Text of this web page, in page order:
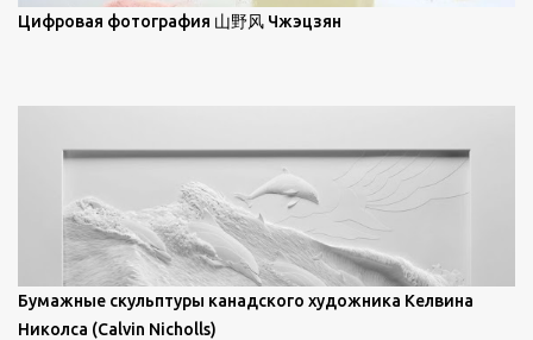
просмотра всех работ, посетите страницу –
Цифровая фотография 山野风 Чжэцзян
Бумажные скульптуры канадского художника Келвина
Николса (Calvin Nicholls)